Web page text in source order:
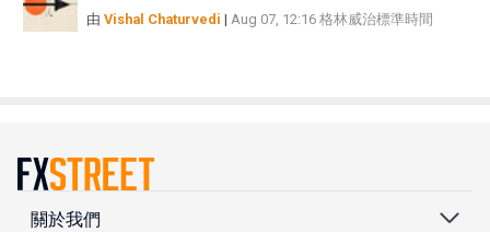
由 Vishal Chaturvedi | Aug 07, 12:16 格林威治標準時間
關於我們